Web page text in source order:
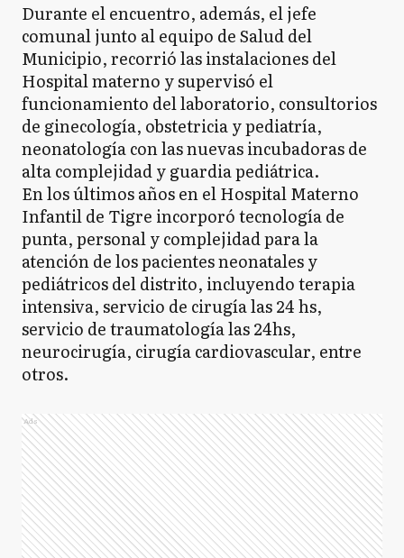
Durante el encuentro, además, el jefe
comunal junto al equipo de Salud del
Municipio, recorrió las instalaciones del
Hospital materno y supervisó el
funcionamiento del laboratorio, consultorios
de ginecología, obstetricia y pediatría,
neonatología con las nuevas incubadoras de
alta complejidad y guardia pediátrica.
En los últimos años en el Hospital Materno
Infantil de Tigre incorporó tecnología de
punta, personal y complejidad para la
atención de los pacientes neonatales y
pediátricos del distrito, incluyendo terapia
intensiva, servicio de cirugía las 24 hs,
servicio de traumatología las 24hs,
neurocirugía, cirugía cardiovascular, entre
otros.
Ads